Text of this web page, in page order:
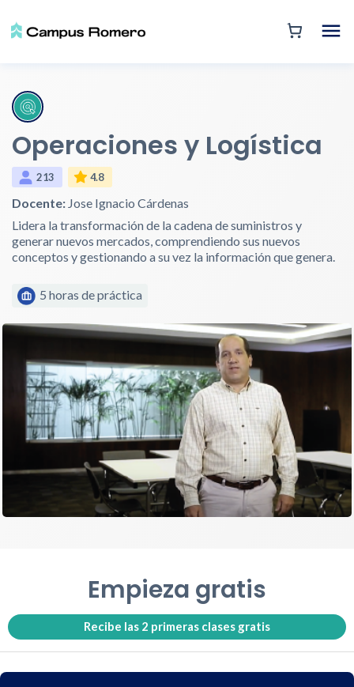
Operaciones y Logística
213 4.8
Docente: Jose Ignacio Cárdenas
Lidera la transformación de la cadena de suministros y
generar nuevos mercados, comprendiendo sus nuevos
conceptos y gestionando a su vez la información que genera.
5 horas de práctica
Empieza gratis
Recibe las 2 primeras clases gratis